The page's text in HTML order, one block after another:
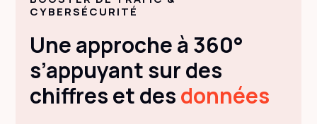
CYBERSÉCURITÉ
Une approche à 360°
s’appuyant sur des
chiffres et desdonnées